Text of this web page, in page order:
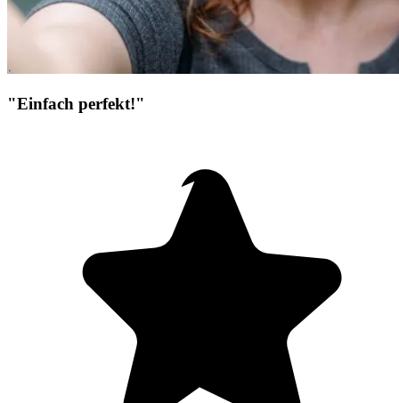
"Einfach perfekt!"